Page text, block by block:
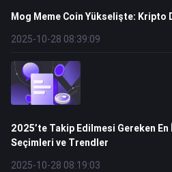
Mog Meme Coin Yükselişte: Kripto
2025-10-28 08:39:09
2025’te Takip Edilmesi Gereken En
Seçimleri ve Trendler
2025-10-28 08:19:03